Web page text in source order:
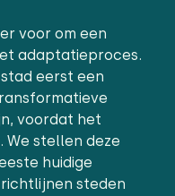
voor om een
adaptatieproces.
eerst een
voordat het
stellen deze
huidige
steden